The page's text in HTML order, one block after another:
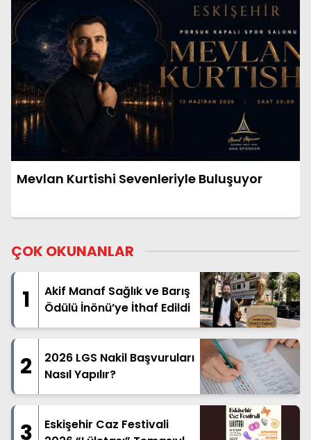
Mevlan Kurtishi Sevenleriyle Buluşuyor
ÇOK OKUNANLAR
1
Akif Manaf Sağlık ve Barış
Ödülü İnönü’ye İthaf Edildi
2
2026 LGS Nakil Başvuruları
Nasıl Yapılır?
3
Eskişehir Caz Festivali